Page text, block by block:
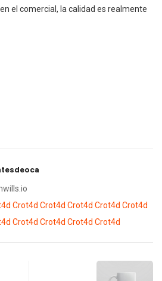
el comercial, la calidad es realmente
Crot4d Crot4d Crot4d Crot4d Crot4d
Crot4d Crot4d Crot4d Crot4d